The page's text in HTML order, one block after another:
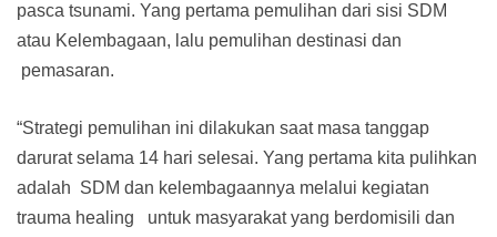
pasca tsunami. Yang pertama pemulihan dari sisi SDM
atau Kelembagaan, lalu pemulihan destinasi dan
pemasaran.
“Strategi pemulihan ini dilakukan saat masa tanggap
darurat selama 14 hari selesai. Yang pertama kita pulihkan
adalah SDM dan kelembagaannya melalui kegiatan
trauma healing untuk masyarakat yang berdomisili dan